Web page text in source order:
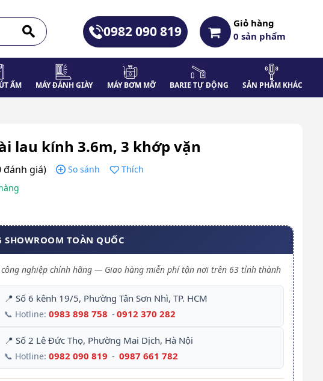
0982 090 819
Giỏ hàng
0sản phẩm
ẨM MÁY ĐÁNH GIÀY MÁY BƠM MỠ BARIE TỰ ĐỘNG SẢN PHẨM KHÁC
lau kính 3.6m, 3 khớp vặn
đánh giá) So sánh
Thích
SHOWROOM TOÀN QUỐC
công nghiệp chính hãng — Giao hàng miễn phí tận nơi trên 63 tỉnh thành
📍 Số 6 kênh 19/5, Phường Tân Sơn Nhì, TP. HCM
📞 Hotline: 0983 898 758 - 0912 370 282
📍 Số 2 Lê Đức Thọ, Phường Mai Dịch, Hà Nội
📞 Hotline: 0982 090 819 - 0987 661 782